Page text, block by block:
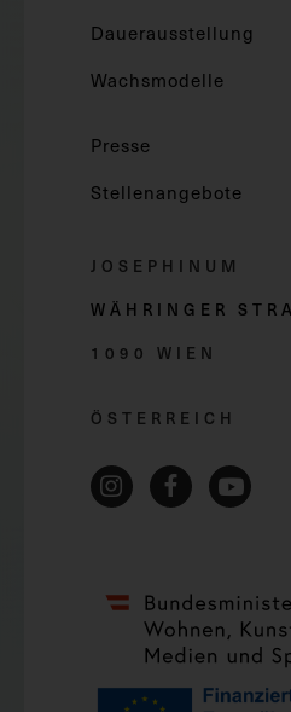
Dauerausstellung
Wachsmodelle
Presse
Stellenangebote
JOSEPHINUM
WÄHRINGER
1090 WIEN
ÖSTERREICH